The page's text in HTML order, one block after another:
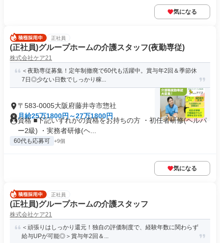
気になる
正社員
(正社員)グループホームの介護スタッフ(夜勤専従)
株式会社ケア21
＜夜勤専従募集！定年制撤廃で60代も活躍中。賞与年2回＆季節休
7日◎少ない日数でしっかり稼...
〒583-0005大阪府藤井寺市惣社
月給25万1800円～27万1800円
資格 ■下記いずれかの資格をお持ちの方 ・初任者研修(ヘルパ
ー2級) ・実務者研修(ヘ...
60代も応募可 +9個
気になる
正社員
(正社員)グループホームの介護スタッフ
株式会社ケア21
＜頑張りはしっかり還元！独自の評価制度で、経験年数に関わらず
給与UPが可能◎＞賞与年2回＆...